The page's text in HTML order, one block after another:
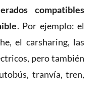
compatibles
. Por ejemplo: el
el carsharing, las
pero también
tranvía, tren,